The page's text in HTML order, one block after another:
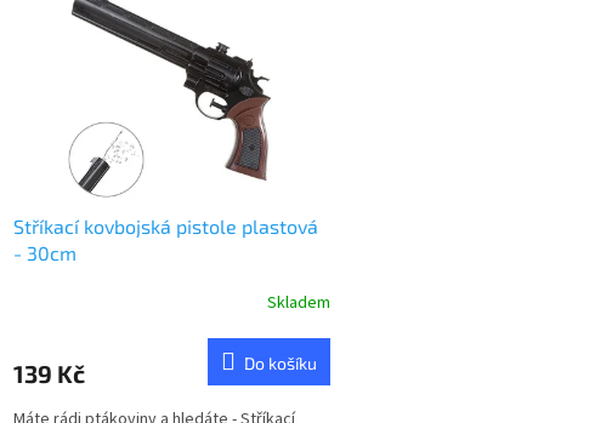
Stříkací kovbojská pistole plastová
- 30cm
je
Skladem
139 Kč Do košíku